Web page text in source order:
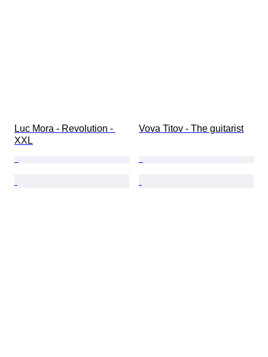
Luc Mora - Revolution -
XXL
Vova Titov - The guitarist